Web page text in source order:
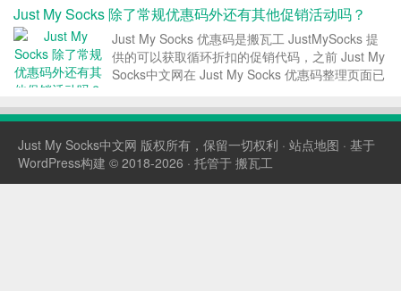
出促销优惠码呢？ 一、双十一、黑五活...
Just My Socks 除了常规优惠码外还有其他促销活动吗？
Just My Socks 优惠码是搬瓦工 JustMySocks 提
供的可以获取循环折扣的促销代码，之前 Just My
Socks中文网在 Just My Socks 优惠码整理页面已
么除了这个优惠码外，Just My Socks ...
Just My Socks中文网 版权所有，保留一切权利 · 站点地图 · 基于
WordPress构建 © 2018-2026 · 托管于 搬瓦工